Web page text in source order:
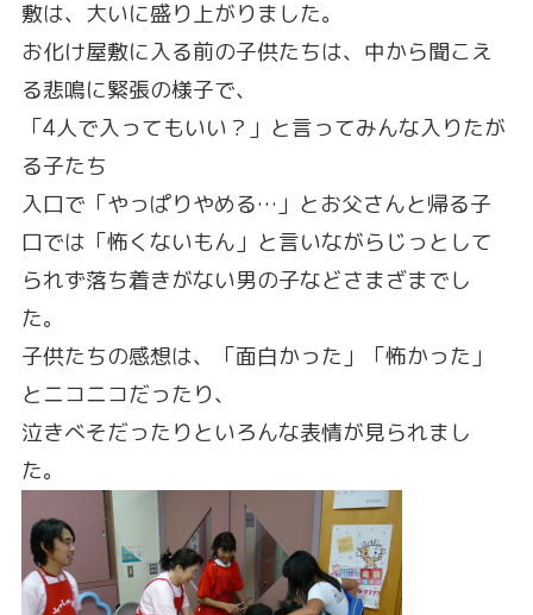
敷は、大いに盛り上がりました。
お化け屋敷に入る前の子供たちは、中から聞こえ
る悲鳴に緊張の様子で、
「4人で入ってもいい？」と言ってみんな入りたが
る子たち
入口で「やっぱりやめる…」とお父さんと帰る子
口では「怖くないもん」と言いながらじっとして
られず落ち着きがない男の子などさまざまでし
た。
子供たちの感想は、「面白かった」「怖かった」
とニコニコだったり、
泣きべそだったりといろんな表情が見られまし
た。